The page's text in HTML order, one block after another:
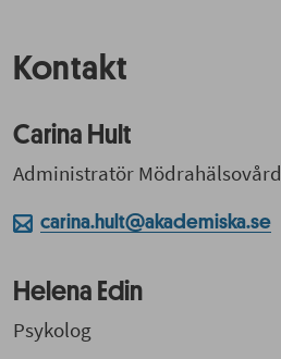
Kontakt
Carina Hult
Administratör Mödrahälsovård
carina.hult@akademiska.se
Helena Edin
Psykolog